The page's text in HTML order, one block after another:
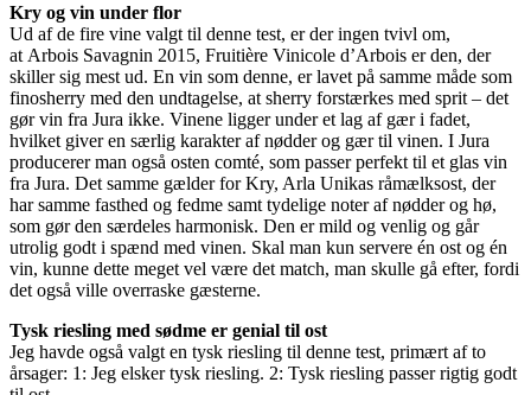
Kry og vin under flor
Ud af de fire vine valgt til denne test, er der ingen tvivl om,
at Arbois Savagnin 2015, Fruitière Vinicole d’Arbois er den, der
skiller sig mest ud. En vin som denne, er lavet på samme måde som
finosherry med den undtagelse, at sherry forstærkes med sprit – det
gør vin fra Jura ikke. Vinene ligger under et lag af gær i fadet,
hvilket giver en særlig karakter af nødder og gær til vinen. I Jura
producerer man også osten comté, som passer perfekt til et glas vin
fra Jura. Det samme gælder for Kry, Arla Unikas råmælksost, der
har samme fasthed og fedme samt tydelige noter af nødder og hø,
som gør den særdeles harmonisk. Den er mild og venlig og går
utrolig godt i spænd med vinen. Skal man kun servere én ost og én
vin, kunne dette meget vel være det match, man skulle gå efter, fordi
det også ville overraske gæsterne.
Tysk riesling med sødme er genial til ost
Jeg havde også valgt en tysk riesling til denne test, primært af to
årsager: 1: Jeg elsker tysk riesling. 2: Tysk riesling passer rigtig godt